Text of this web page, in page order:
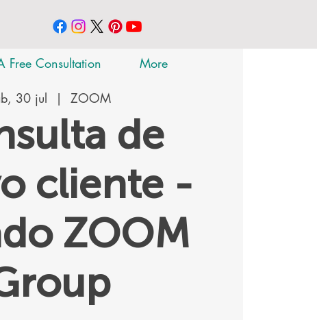
Free Consultation More
30 jul
  |
ZOOM
de
cliente -
ZOOM